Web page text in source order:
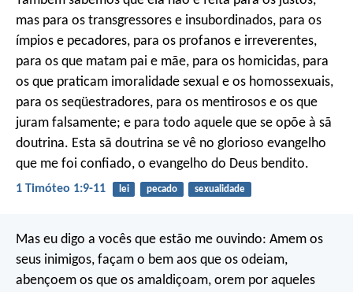
mas para os transgressores e insubordinados, para os
ímpios e pecadores, para os profanos e irreverentes,
para os que matam pai e mãe, para os homicidas, para
os que praticam imoralidade sexual e os homossexuais,
para os seqüestradores, para os mentirosos e os que
juram falsamente; e para todo aquele que se opõe à sã
doutrina. Esta sã doutrina se vê no glorioso evangelho
que me foi confiado, o evangelho do Deus bendito.
1 Timóteo 1:9-11 lei pecado sexualidade
Mas eu digo a vocês que estão me ouvindo: Amem os
seus inimigos, façam o bem aos que os odeiam,
abençoem os que os amaldiçoam, orem por aqueles